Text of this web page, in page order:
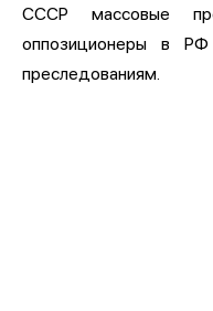
СССР массовые
оппозиционеры в
преследованиям.